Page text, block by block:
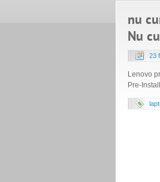
nu
Nu
23
Lenovo
Pre-